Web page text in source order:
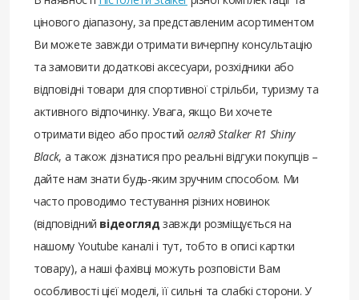
цінового діапазону, за представленим асортиментом
Ви можете завжди отримати вичерпну консультацію
та замовити додаткові аксесуари, розхідники або
відповідні товари для спортивної стрільби, туризму та
активного відпочинку. Увага, якщо Ви хочете
отримати відео або простий огляд Stalker R1 Shiny
Black, а також дізнатися про реальні відгуки покупців –
дайте нам знати будь-яким зручним способом. Ми
часто проводимо тестування різних новинок
(відповідний відеогляд завжди розміщується на
нашому Youtube каналі і тут, тобто в описі картки
товару), а наші фахівці можуть розповісти Вам
особливості цієї моделі, її сильні та слабкі сторони. У